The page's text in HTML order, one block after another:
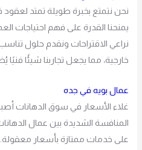
نحن نتمتع بخبرة طويلة تمتد لعقود
يمنحنا القدرة على فهم احتياجات
نراعي الاقتراحات ونقدم حلول
خارجية، مما يجعل تجاربنا شيئًا
عمال بويه في جده
غلاء الأسعار في سوق الدهانات
المنافسة الشديدة بين عمال
على خدمات ممتازة بأسعار